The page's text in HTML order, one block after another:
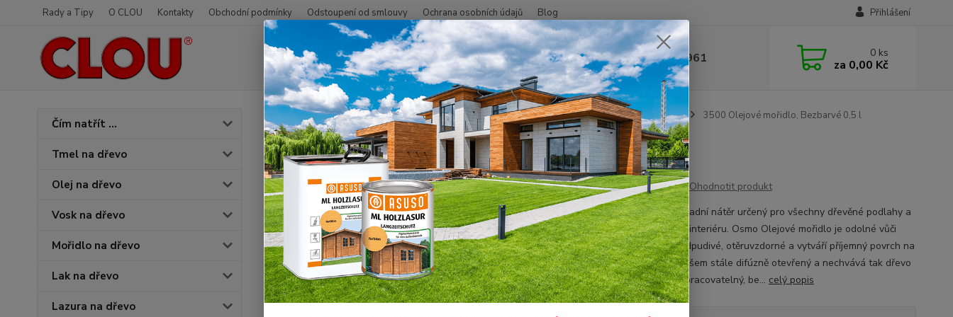
Rady a Tipy O CLOU Kontakty Obchodní podmínky Odstoupení od smlouvy Ochrana osobních údajů Blog Přihlášení
Hledat +420 377 441 961 0 ks
za 0,00 Kč
Čím natřít ...
Tmel na dřevo
Olej na dřevo
Vosk na dřevo
Mořidlo na dřevo
Lak na dřevo
Lazura na dřevo
Úvod OSMO - přírodní oleje Na dřevo uvnitř Nábytek, stěna, strop Olejové mořidlo 3500 Olejové mořidlo, Bezbarvé 0,5 l
3500 Olejové mořidlo, Bezbarvé 0,5 l
Ohodnotit produkt
Transparentní základní nátěr určený pro všechny dřevěné podlahy a
povrchy nábytku v interiéru. Osmo Olejové mořidlo je odolné vůči
nečistotám, vodoodpudivé, otěruvzdorné a vytváří příjemný povrch na
dotek. Povrch je ovšem stále difúzně otevřený a nechvává tak dřevo
dýchat. Je dobře zpracovatelný, be... celý popis